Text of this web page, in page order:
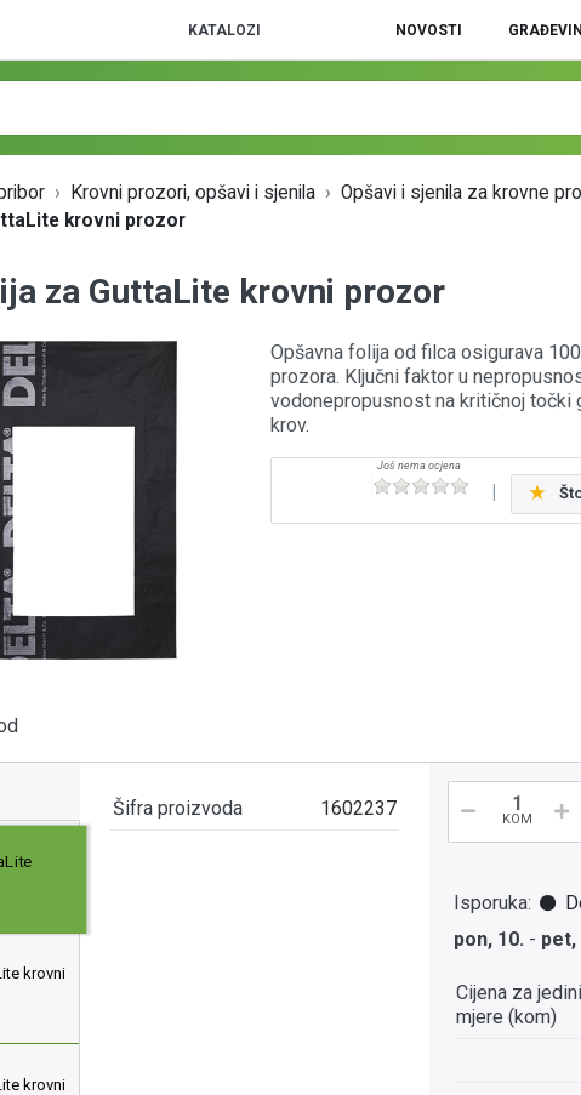
KATALOZI NOVOSTI
Krovni prozori, opšavi i sjenila
Opšavi i sjenila za krovne
krovni prozor
za GuttaLite krovni prozor
Opšavna folija od filca osigurava
prozora. Ključni faktor u
vodonepropusnost na kritičnoj točki
krov.
krovni
krovni
Šifra proizvoda 1602237 KOM
Isporuka:
pon, 10. - pet,
Cijena za
mjere (kom)